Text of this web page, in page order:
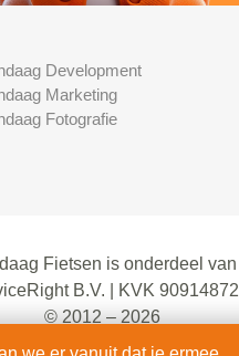
Development
Marketing
Fotografie
Fietsen is onderdeel van
B.V. | KVK 90914872
© 2012 – 2026
alle rechten voorbehouden.